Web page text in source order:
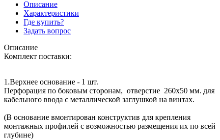
Описание
Характеристики
Где купить?
Задать вопрос
Описание
Комплект поставки:
1.Верхнее основание - 1 шт.
Перфорация по боковым сторонам, отверстие 260х50 мм. для
кабельного ввода с металлической заглушкой на винтах.
(В основание вмонтирован конструктив для крепления
монтажных профилей с возможностью размещения их по всей
глубине)